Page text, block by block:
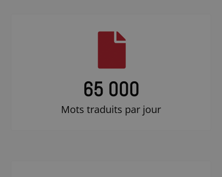
65 000
Mots traduits par jour